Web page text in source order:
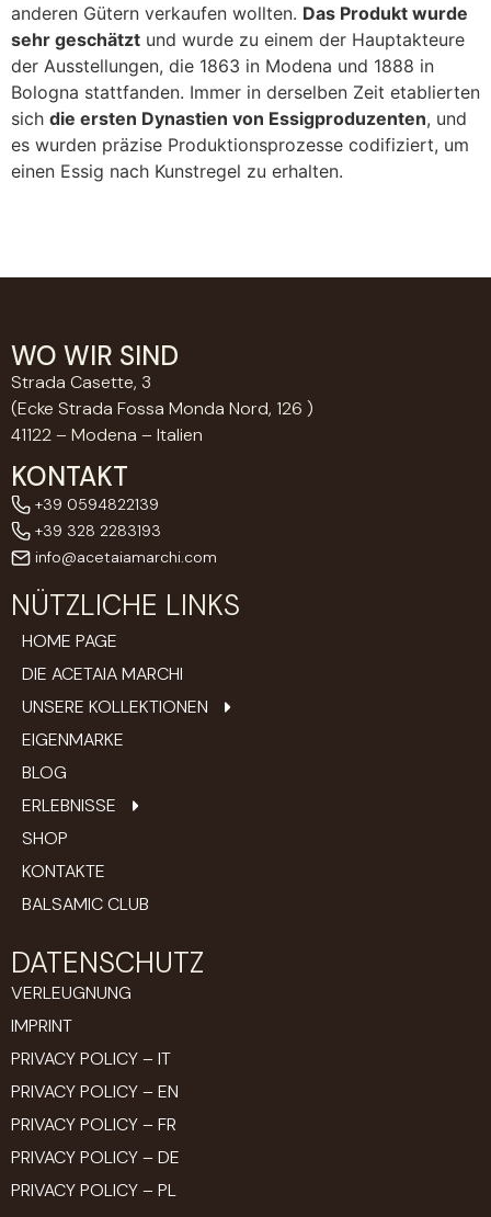
anderen Gütern verkaufen wollten. Das Produkt wurde
sehr geschätzt und wurde zu einem der Hauptakteure
der Ausstellungen, die 1863 in Modena und 1888 in
Bologna stattfanden. Immer in derselben Zeit etablierten
sich die ersten Dynastien von Essigproduzenten, und
es wurden präzise Produktionsprozesse codifiziert, um
einen Essig nach Kunstregel zu erhalten.
WO WIR SIND
Strada Casette, 3
(Ecke Strada Fossa Monda Nord, 126 )
41122 – Modena – Italien
KONTAKT
+39 0594822139
+39 328 2283193
info@acetaiamarchi.com
NÜTZLICHE LINKS
HOME PAGE
DIE ACETAIA MARCHI
UNSERE KOLLEKTIONEN
EIGENMARKE
BLOG
ERLEBNISSE
SHOP
KONTAKTE
BALSAMIC CLUB
DATENSCHUTZ
VERLEUGNUNG
IMPRINT
PRIVACY POLICY – IT
PRIVACY POLICY – EN
PRIVACY POLICY – FR
PRIVACY POLICY – DE
PRIVACY POLICY – PL